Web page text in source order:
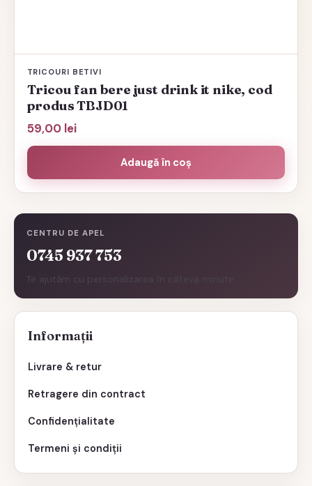
CENTRU DE APEL
0745 937 753
Te ajutăm cu personalizarea în câteva minute.
Informații
Livrare & retur
Retragere din contract
Confidențialitate
Termeni și condiții
TRICOURI BETIVI
Tricou fan bere just drink it nike, cod
produs TBJD01
59,00 lei
Adaugă în coș